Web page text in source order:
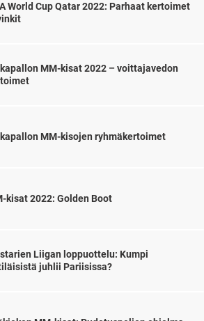
World Cup Qatar 2022: Parhaat kertoimet
MM-kisat 2022 – voittajavedon
MM-kisojen ryhmäkertoimet
kisat 2022: Golden Boot
Liigan loppuottelu: Kumpi
juhlii Pariisissa?